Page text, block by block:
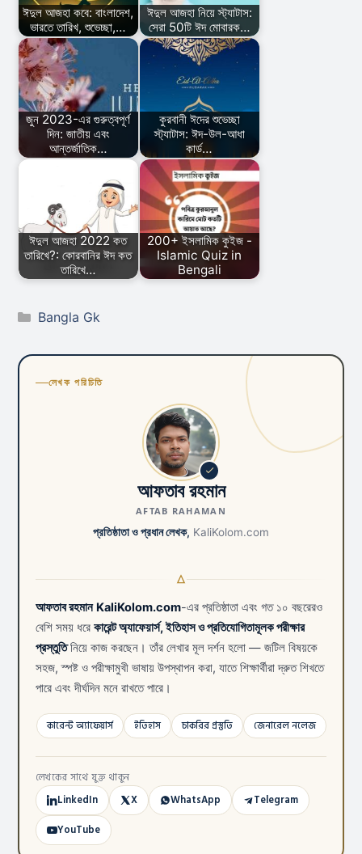
ঈদুল আজহা কবে: বাংলাদেশ,
ভারতে তারিখ, শুভেচ্ছা,…
ঈদুল আজহা নিয়ে স্ট্যাটাস:
সেরা 50টি ঈদ মোবারক…
জুন 2023-এর গুরুত্বপূর্ণ
দিন: জাতীয় এবং
আন্তর্জাতিক…
কুরবানী ঈদের শুভেচ্ছা
স্ট্যাটাস: ঈদ-উল-আধা
কার্ড…
ঈদুল আজহা 2022 কত
তারিখে?: কোরবানির ঈদ কত
তারিখে…
200+ ইসলামিক কুইজ -
Islamic Quiz in
Bengali
Categories
Bangla Gk
লেখক পরিচিতি
আফতাব রহমান
AFTAB RAHAMAN
প্রতিষ্ঠাতা ও প্রধান লেখক, KaliKolom.com
আফতাব রহমান KaliKolom.com-এর প্রতিষ্ঠাতা এবং গত ১০ বছরেরও
বেশি সময় ধরে কারেন্ট অ্যাফেয়ার্স, ইতিহাস ও প্রতিযোগিতামূলক পরীক্ষার
প্রস্তুতিনিয়ে কাজ করছেন। তাঁর লেখার মূল দর্শন হলো — জটিল বিষয়কে
সহজ, স্পষ্ট ও পরীক্ষামুখী ভাষায় উপস্থাপন করা, যাতে শিক্ষার্থীরা দ্রুত শিখতে
পারে এবং দীর্ঘদিন মনে রাখতে পারে।
কারেন্ট অ্যাফেয়ার্স ইতিহাস চাকরির প্রস্তুতি জেনারেল নলেজ
লেখকের সাথে যুক্ত থাকুন
LinkedIn X WhatsApp
Telegram
YouTube